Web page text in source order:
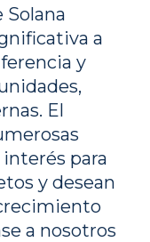
Solana
a
y
El
para
y desean
a nosotros